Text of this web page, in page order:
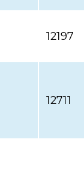
12197
12711